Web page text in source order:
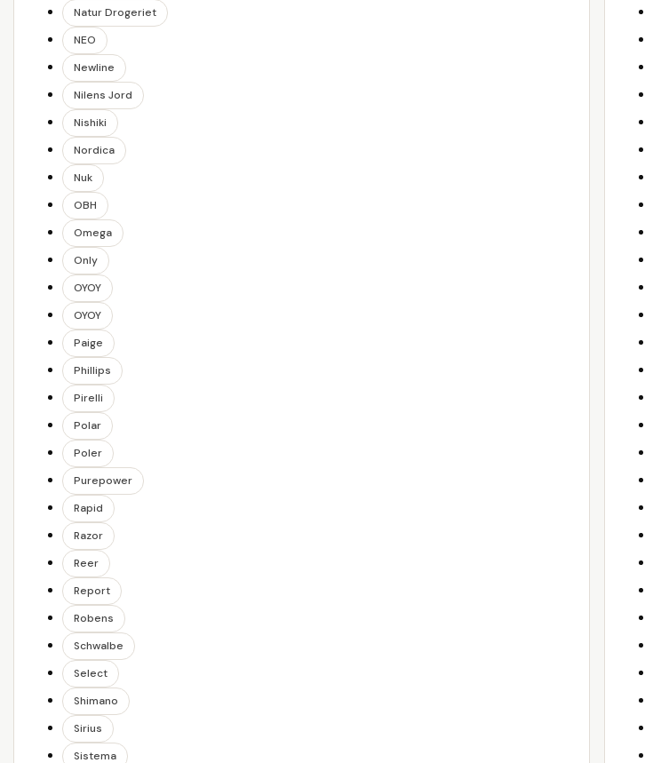
Natur Drogeriet
NEO
Newline
Nilens Jord
Nishiki
Nordica
Nuk
OBH
Omega
Only
OYOY
OYOY
Paige
Phillips
Pirelli
Polar
Poler
Purepower
Rapid
Razor
Reer
Report
Robens
Schwalbe
Select
Shimano
Sirius
Sistema